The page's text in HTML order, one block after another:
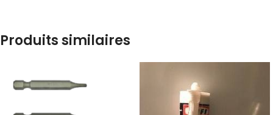
Produits similaires